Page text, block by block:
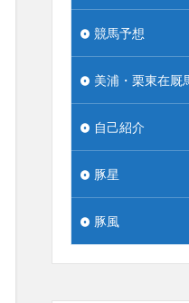
競馬予想
美浦・栗東在厩
自己紹介
豚星
豚風